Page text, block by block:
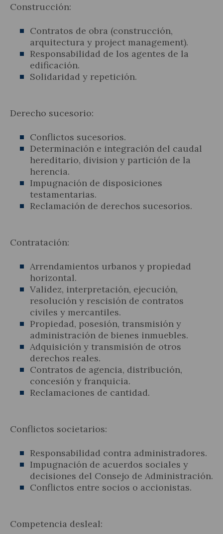
Construcción:
Contratos de obra (construcción,
arquitectura y project management).
Responsabilidad de los agentes de la
edificación.
Solidaridad y repetición.
Derecho sucesorio:
Conflictos sucesorios.
Determinación e integración del caudal
hereditario, division y partición de la
herencia.
Impugnación de disposiciones
testamentarias.
Reclamación de derechos sucesorios.
Contratación:
Arrendamientos urbanos y propiedad
horizontal.
Validez, interpretación, ejecución,
resolución y rescisión de contratos
civiles y mercantiles.
Propiedad, posesión, transmisión y
administración de bienes inmuebles.
Adquisición y transmisión de otros
derechos reales.
Contratos de agencia, distribución,
concesión y franquicia.
Reclamaciones de cantidad.
Conflictos societarios:
Responsabilidad contra administradores.
Impugnación de acuerdos sociales y
decisiones del Consejo de Administración.
Conflictos entre socios o accionistas.
Competencia desleal: